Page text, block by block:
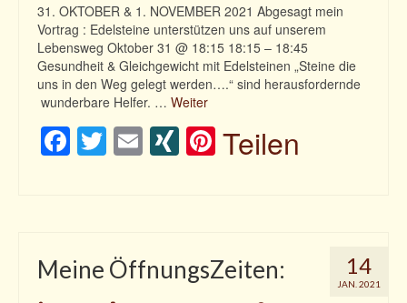
31. OKTOBER & 1. NOVEMBER 2021 Abgesagt mein
Vortrag : Edelsteine unterstützen uns auf unserem
Lebensweg Oktober 31 @ 18:15 18:15 – 18:45
Gesundheit & Gleichgewicht mit Edelsteinen „Steine die
uns in den Weg gelegt werden….“ sind herausfordernde
wunderbare Helfer. … Weiter
Facebook
Twitter
EmailXINGPinterest
Teilen
14
JAN. 2021
Meine ÖffnungsZeiten: